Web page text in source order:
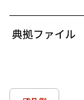
次元絵画〉、〈赤
ど、多くの絵画作
ヨークADCで金賞
典拠ファイル